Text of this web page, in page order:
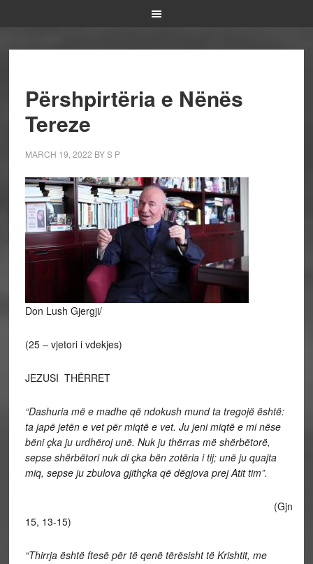
Përshpirtëria e Nënës
Tereze
MARCH 19, 2022 BYS P
Don Lush Gjergji/
(25 – vjetori i vdekjes)
JEZUSI THËRRET
“Dashuria më e madhe që ndokush mund ta tregojë është:
ta japë jetën e vet për miqtë e vet. Ju jeni miqtë e mi nëse
bëni çka ju urdhëroj unë. Nuk ju thërras më shërbëtorë,
sepse shërbëtori nuk di çka bën zotëria i tij; unë ju quajta
miq, sepse ju zbulova gjithçka që dëgjova prej Atit tim”.
(Gjn
15, 13-15)
“Thirrja është ftesë për të qenë tërësisht të Krishtit, me